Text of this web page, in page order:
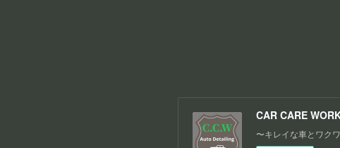
CAR CARE
〜キレイな車とワク